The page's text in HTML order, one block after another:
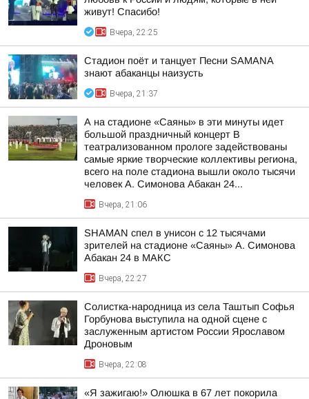
живут! Спасибо!
Вчера, 22:25
Стадион поёт и танцует Песни SAMANA
знают абаканцы наизусть
Вчера, 21:37
А на стадионе «Саяны» в эти минуты идет
большой праздничный концерт В
театрализованном прологе задействованы
самые яркие творческие коллективы региона,
всего на поле стадиона вышли около тысячи
человек А. Симонова Абакан 24...
Вчера, 21:06
SHAMAN спел в унисон с 12 тысячами
зрителей на стадионе «Саяны» А. Симонова
Абакан 24 в МАКС
Вчера, 22:27
Солистка-народница из села Таштып Софья
Горбунова выступила на одной сцене с
заслуженным артистом России Ярославом
Дроновым
Вчера, 22:08
«Я зажигаю!» Олюшка в 67 лет покорила